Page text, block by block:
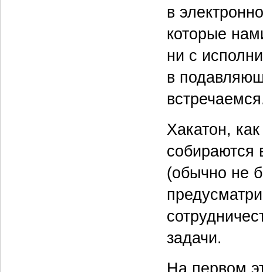
в
которые
ни с
в
Хакатон,
собираются
(обычно не
задачи.
На первом